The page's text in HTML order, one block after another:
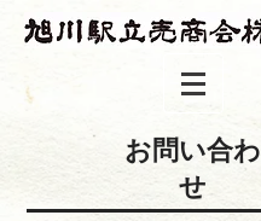
​お問い合わ
せ